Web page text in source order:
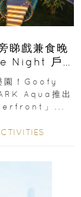
睇戲兼食晚
Night 戶
園！Goofy
Aqua推出
」...